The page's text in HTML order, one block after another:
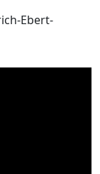
Ebert-